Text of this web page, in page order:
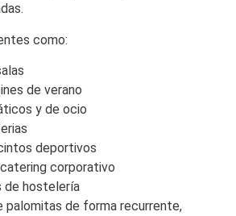
como:
de verano
y de ocio
deportivos
corporativo
de hostelería
palomitas de forma recurrente,